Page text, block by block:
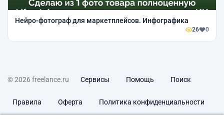
Нейро-фотограф для маркетплейсов. Инфографика
26 0
© 2026 freelance.ru Сервисы Помощь Поиск
Правила Оферта Политика конфиденциальности